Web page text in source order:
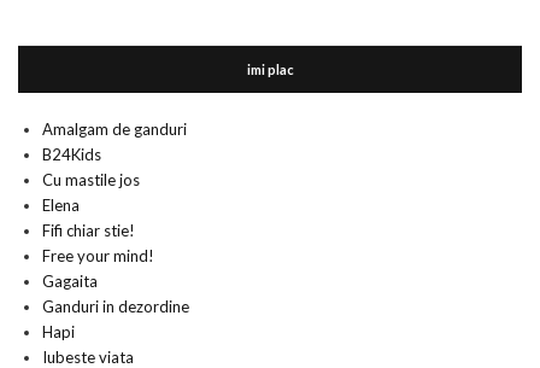
imi plac
Amalgam de ganduri
B24Kids
Cu mastile jos
Elena
Fifi chiar stie!
Free your mind!
Gagaita
Ganduri in dezordine
Hapi
Iubeste viata